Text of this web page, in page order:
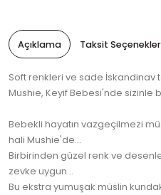
Açıklama Taksit
Soft renkleri ve sade İskandinav
Mushie, Keyif Bebesi'nde sizinle
Bebekli hayatın vazgeçilmezi
hali Mushie'de...
Birbirinden güzel renk ve
zevke uygun…
Bu ekstra yumuşak müslin